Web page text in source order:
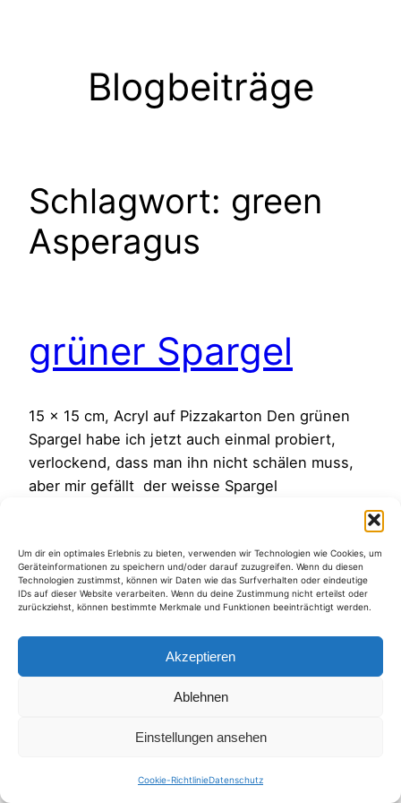
Um dir ein optimales Erlebnis zu bieten, verwenden wir Technologien wie Cookies, um
Geräteinformationen zu speichern und/oder darauf zuzugreifen. Wenn du diesen
Technologien zustimmst, können wir Daten wie das Surfverhalten oder eindeutige
IDs auf dieser Website verarbeiten. Wenn du deine Zustimmung nicht erteilst oder
zurückziehst, können bestimmte Merkmale und Funktionen beeinträchtigt werden.
Akzeptieren
Ablehnen
Einstellungen ansehen
Cookie-RichtlinieDatenschutz
Blogbeiträge
Schlagwort: green
Asperagus
grüner Spargel
15 x 15 cm, Acryl auf Pizzakarton Den grünen
Spargel habe ich jetzt auch einmal probiert,
verlockend, dass man ihn nicht schälen muss,
aber mir gefällt der weisse Spargel